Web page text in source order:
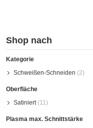
Shop nach
Kategorie
Schweißen-Schneiden (2)
Oberfläche
Satiniert (11)
Plasma max. Schnittstärke